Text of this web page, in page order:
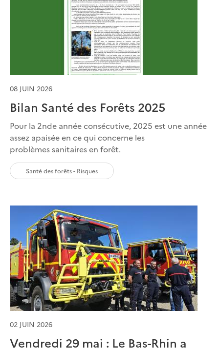
08 JUIN 2026
Bilan Santé des Forêts 2025
Pour la 2nde année consécutive, 2025 est une année
assez apaisée en ce qui concerne les
problèmes sanitaires en forêt.
Santé des forêts - Risques
02 JUIN 2026
Vendredi 29 mai : Le Bas-Rhin a